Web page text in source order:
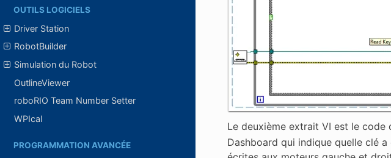
OUTILS LOGICIELS
Driver Station
RobotBuilder
Simulation du Robot
OutlineViewer
roboRIO Team Number Setter
WPIcal
PROGRAMMATION AVANCÉE
Le deuxième extrait VI est le
Dashboard qui indique quelle clé